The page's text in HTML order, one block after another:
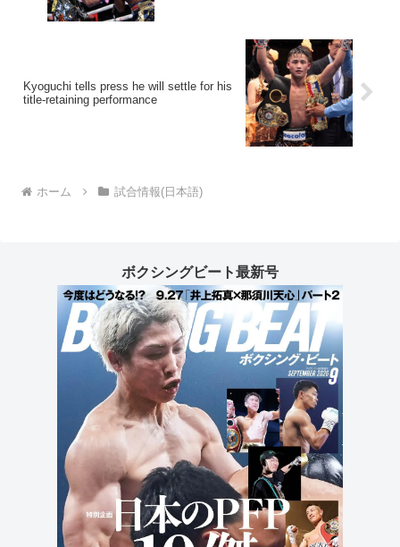
Kyoguchi tells press he will settle for his
title-retaining performance
ホーム 試合情報(日本語)
ボクシングビート最新号